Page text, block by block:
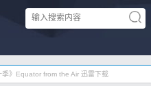
季》Equator from the Air 迅雷下载